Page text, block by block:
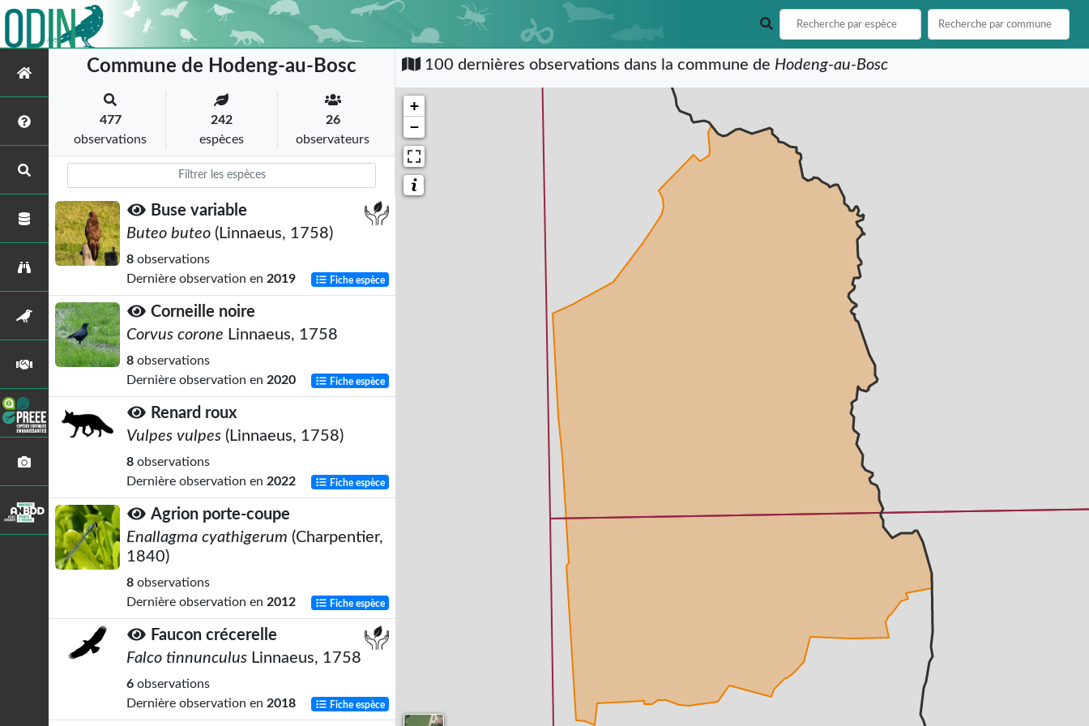
Commune de Hodeng-au-Bosc
477
observations
242
espèces
26
observateurs
Buse variable
Buteo buteo (Linnaeus, 1758)
8 observations
Dernière observation en 2019 Fiche espèce
Corneille noire
Corvus corone Linnaeus, 1758
8 observations
Dernière observation en 2020 Fiche espèce
Renard roux
Vulpes vulpes (Linnaeus, 1758)
8 observations
Dernière observation en 2022 Fiche espèce
Agrion porte-coupe
Enallagma cyathigerum (Charpentier,
1840)
8 observations
Dernière observation en 2012 Fiche espèce
Faucon crécerelle
Falco tinnunculus Linnaeus, 1758
6 observations
Dernière observation en 2018 Fiche espèce
100 dernières observations dans la commune de Hodeng-au-Bosc
+
−